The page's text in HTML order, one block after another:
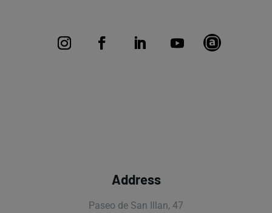
Address
Paseo de San Illan, 47